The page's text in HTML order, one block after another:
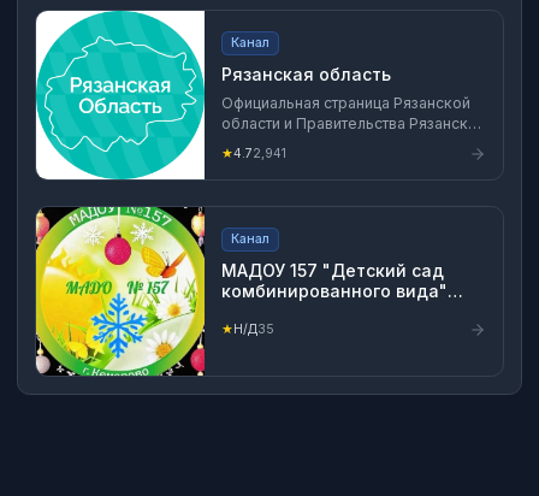
пропустить ничего интересного!
Канал
Рязанская область
Официальная страница Рязанской
области и Правительства Рязанской
оперативные новости от
губернатора и правительства. Всё
самое интересное и полезное о
нашей области и её повседневной
жизни.
★4.72,941
Канал
МАДОУ 157 "Детский сад
комбинированного вида"
★ Н/Д35